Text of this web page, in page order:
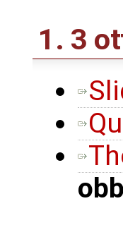
1. 3